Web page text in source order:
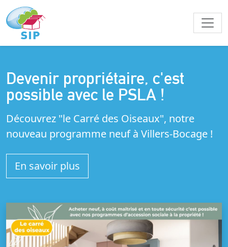
Devenir propriétaire, c'est
possible avec le PSLA !
Découvrez "le Carré des Oiseaux", notre
nouveau programme neuf à Villers-Bocage !
En savoir plus